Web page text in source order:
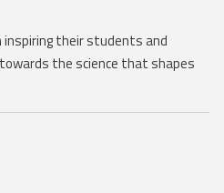
inspiring their students and
the science that shapes